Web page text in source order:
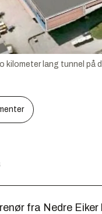
kilometer lang tunnel
fra Nedre